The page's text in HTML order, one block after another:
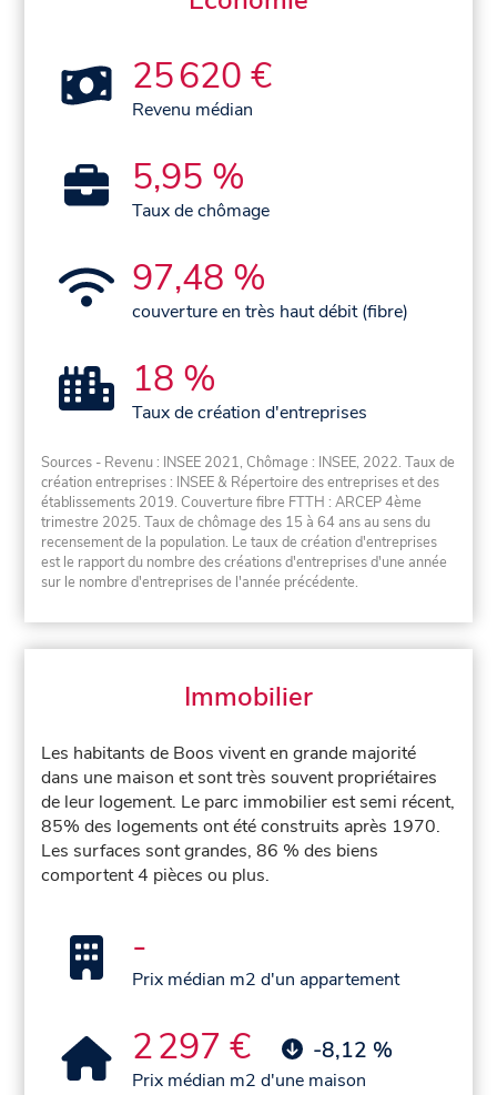
25 620 €
Revenu médian
5,95 %
Taux de chômage
97,48 %
couverture en très haut débit (fibre)
18 %
Taux de création d'entreprises
Sources - Revenu : INSEE 2021, Chômage : INSEE, 2022. Taux de
création entreprises : INSEE & Répertoire des entreprises et des
établissements 2019. Couverture fibre FTTH : ARCEP 4ème
trimestre 2025. Taux de chômage des 15 à 64 ans au sens du
recensement de la population. Le taux de création d'entreprises
est le rapport du nombre des créations d'entreprises d'une année
sur le nombre d'entreprises de l'année précédente.
Immobilier
Les habitants de Boos vivent en grande majorité
dans une maison et sont très souvent propriétaires
de leur logement. Le parc immobilier est semi récent,
85% des logements ont été construits après 1970.
Les surfaces sont grandes, 86 % des biens
comportent 4 pièces ou plus.
-
Prix médian m2 d'un appartement
2 297 € -8,12 %
Prix médian m2 d'une maison